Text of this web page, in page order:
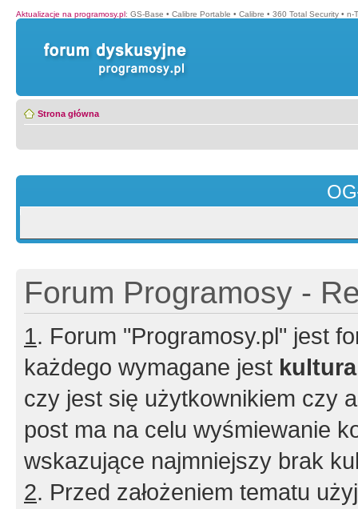
Aktualizacje na programosy.pl: GS-Base • Calibre Portable • Calibre • 360 Total Security • n-
Strona główna
Forum Programosy -
1. Forum "Programosy.pl" jest
każdego wymagane jest
czy jest się użytkownikiem czy
post ma na celu wyśmiewanie
wskazujące najmniejszy brak
2. Przed założeniem tematu